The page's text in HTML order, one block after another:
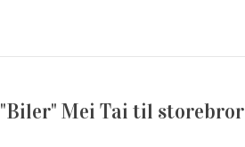
"Biler" Mei Tai til storebror